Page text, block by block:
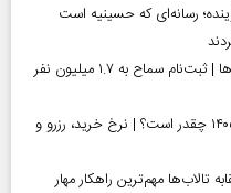
رسانه‌ای که حسینیه است
آغاز رسمی برنامه‌های اربعین ۱۴۰۵ در مرز‌ها | ثبت‌نام سماح به ۱.۷ میلیون نفر
قیمت قبر در بهشت زهرا (س) در سال ۱۴۰۵ چقدر است؟ | نرخ خرید، رزرو و
تالاب‌ها مهم‌ترین راهکار مهار